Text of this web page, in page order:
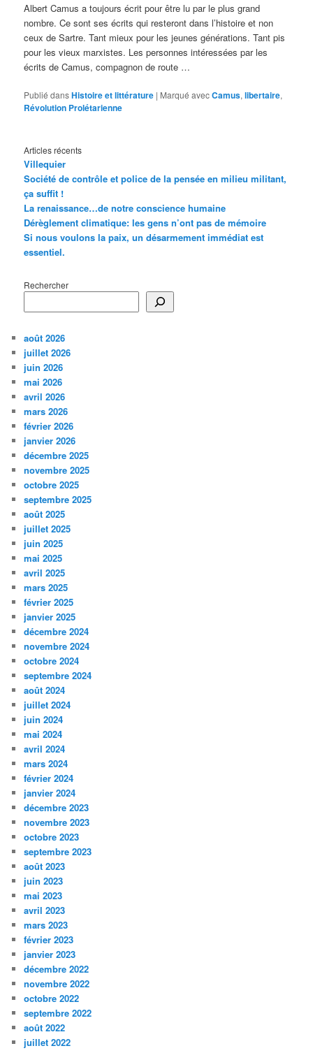
Albert Camus a toujours écrit pour être lu par le plus grand
nombre. Ce sont ses écrits qui resteront dans l’histoire et non
ceux de Sartre. Tant mieux pour les jeunes générations. Tant pis
pour les vieux marxistes. Les personnes intéressées par les
écrits de Camus, compagnon de route …
Publié dansHistoire et littérature | Marqué avecCamus,libertaire,
Révolution Prolétarienne
Articles récents
Villequier
Société de contrôle et police de la pensée en milieu militant,
ça suffit !
La renaissance…de notre conscience humaine
Dérèglement climatique: les gens n’ont pas de mémoire
Si nous voulons la paix, un désarmement immédiat est
essentiel.
Rechercher
août 2026
juillet 2026
juin 2026
mai 2026
avril 2026
mars 2026
février 2026
janvier 2026
décembre 2025
novembre 2025
octobre 2025
septembre 2025
août 2025
juillet 2025
juin 2025
mai 2025
avril 2025
mars 2025
février 2025
janvier 2025
décembre 2024
novembre 2024
octobre 2024
septembre 2024
août 2024
juillet 2024
juin 2024
mai 2024
avril 2024
mars 2024
février 2024
janvier 2024
décembre 2023
novembre 2023
octobre 2023
septembre 2023
août 2023
juin 2023
mai 2023
avril 2023
mars 2023
février 2023
janvier 2023
décembre 2022
novembre 2022
octobre 2022
septembre 2022
août 2022
juillet 2022